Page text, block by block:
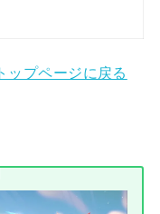
ップページに戻る